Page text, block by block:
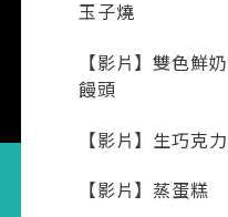
玉子燒
【影片】雙色鮮奶
饅頭
【影片】生巧克力
【影片】蒸蛋糕